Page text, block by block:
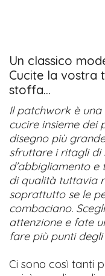
Un classico
Cucite la vostra
stoffa…
Il patchwork è
cucire insieme dei
disegno più
sfruttare i ritagli
d’abbigliamento
di qualità tuttavia
soprattutto se le
combaciano.
attenzione e fate
fare più punti
Ci sono così tanti